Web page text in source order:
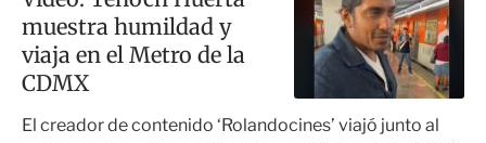
muestra humildad y
viaja en el Metro de la
CDMX
El creador de contenido ‘Rolandocines’ viajó junto al